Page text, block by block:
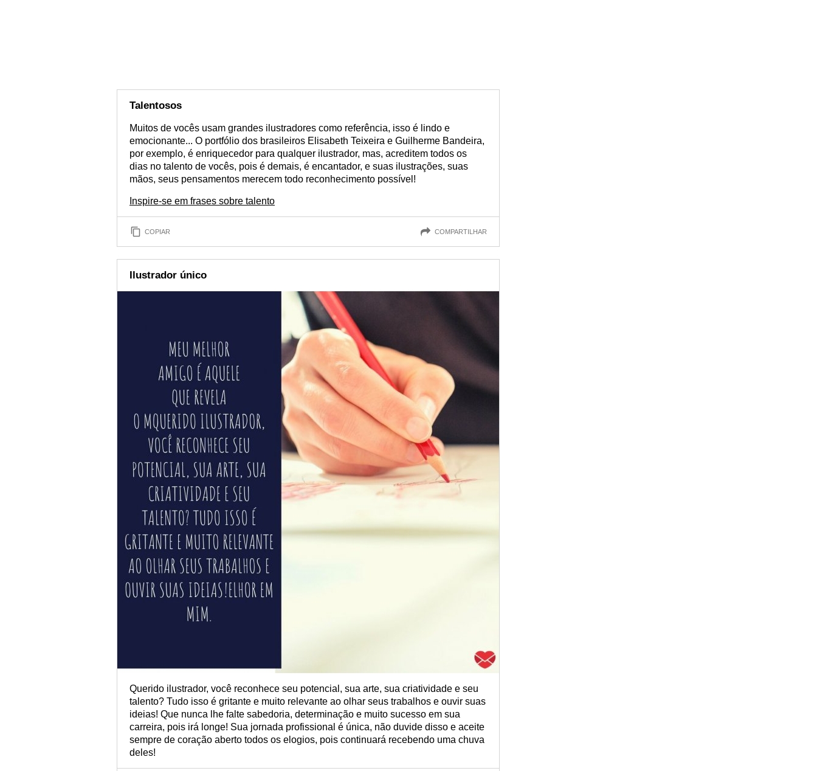
Talentosos
Muitos de vocês usam grandes ilustradores como referência, isso é lindo e
emocionante... O portfólio dos brasileiros Elisabeth Teixeira e Guilherme Bandeira,
por exemplo, é enriquecedor para qualquer ilustrador, mas, acreditem todos os
dias no talento de vocês, pois é demais, é encantador, e suas ilustrações, suas
mãos, seus pensamentos merecem todo reconhecimento possível!
Inspire-se em frases sobre talento
COPIAR COMPARTILHAR
Ilustrador único
Querido ilustrador, você reconhece seu potencial, sua arte, sua criatividade e seu
talento? Tudo isso é gritante e muito relevante ao olhar seus trabalhos e ouvir suas
ideias! Que nunca lhe falte sabedoria, determinação e muito sucesso em sua
carreira, pois irá longe! Sua jornada profissional é única, não duvide disso e aceite
sempre de coração aberto todos os elogios, pois continuará recebendo uma chuva
deles!